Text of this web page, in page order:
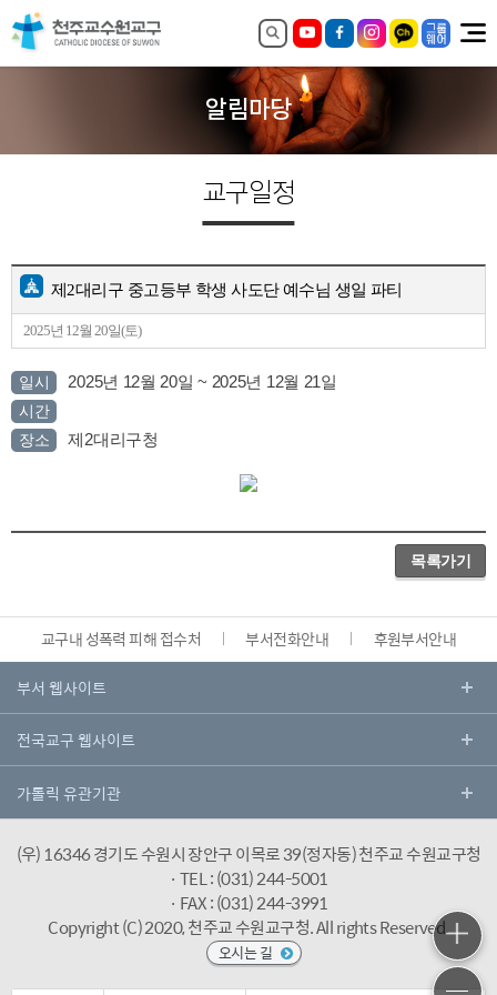
알림마당
교구일정
제2대리구 중고등부 학생 사도단 예수님 생일 파티
2025년 12월 20일(토)
일시 2025년 12월 20일 ~ 2025년 12월 21일
시간
장소
제2대리구청
목록가기
교구내 성폭력 피해 접수처 부서전화안내 후원부서안내
(우) 16346 경기도 수원시 장안구 이목로 39(정자동) 천주교 수원교구청
· TEL : (031) 244-5001
· FAX : (031) 244-3991
Copyright (C) 2020, 천주교 수원교구청.All rights Reserved.
오시는 길